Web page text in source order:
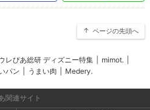
ページの先頭へ
レぴあ総研 ディズニー特集 mimot.
パン うまい肉 Medery.
関連サイト